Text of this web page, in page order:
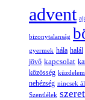
advent
bizonytalanság
gyermek hála halál
jövő kapcsolat
közösség küzdelem
nehézség nincsek
Szentlélek